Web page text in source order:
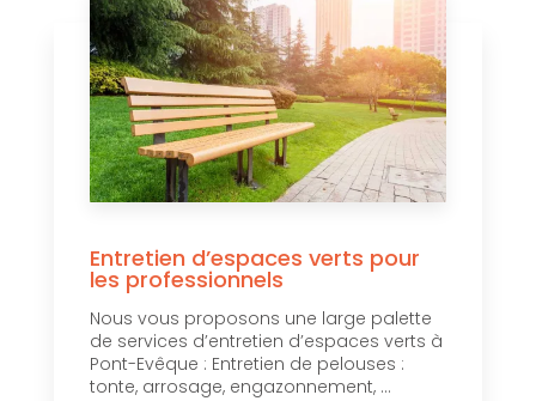
Entretien d’espaces verts pour
les professionnels
Nous vous proposons une large palette
de services d’entretien d’espaces verts à
Pont-Evêque : Entretien de pelouses :
tonte, arrosage, engazonnement, ...